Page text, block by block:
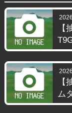
【
【
ム